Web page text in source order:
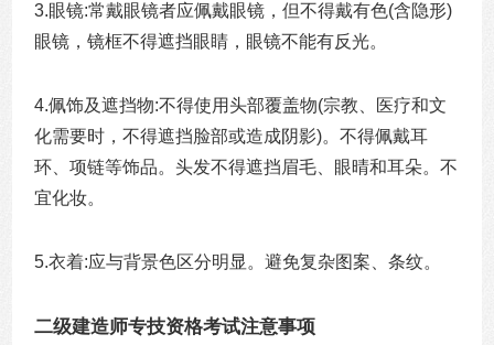
3.眼镜:常戴眼镜者应佩戴眼镜，但不得戴有色(含隐形)
眼镜，镜框不得遮挡眼睛，眼镜不能有反光。
4.佩饰及遮挡物:不得使用头部覆盖物(宗教、医疗和文
化需要时，不得遮挡脸部或造成阴影)。不得佩戴耳
环、项链等饰品。头发不得遮挡眉毛、眼晴和耳朵。不
宜化妆。
5.衣着:应与背景色区分明显。避免复杂图案、条纹。
二级建造师专技资格考试注意事项